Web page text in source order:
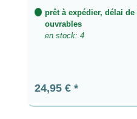
prêt à expédier, délai
ouvrables
en stock: 4
Prix régulier :
24,95 €